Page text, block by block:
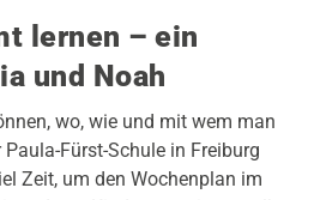
lernen – ein
und Noah
wo, wie und mit wem man
Fürst-Schule in Freiburg
Zeit, um den Wochenplan im